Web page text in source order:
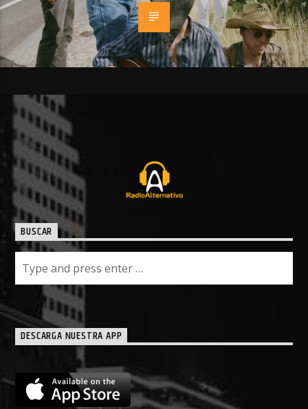
BUSCAR
DESCARGA NUESTRA APP